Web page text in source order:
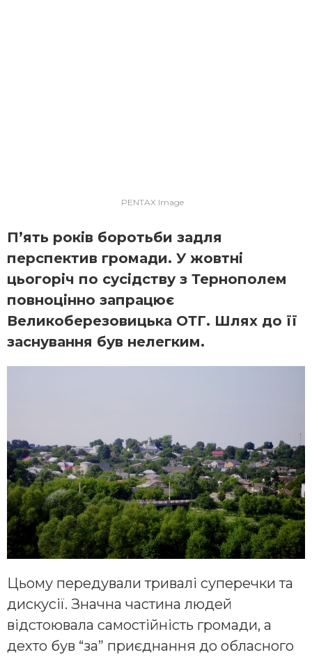
PENTAX Image
П’ять років боротьби задля
перспектив громади. У жовтні
цьогоріч по сусідству з Тернополем
повноцінно запрацює
Великоберезовицька ОТГ. Шлях до її
заснування був нелегким.
Цьому передували тривалі суперечки та
дискусії. Значна частина людей
відстоювала самостійність громади, а
дехто був “за” приєднання до обласного